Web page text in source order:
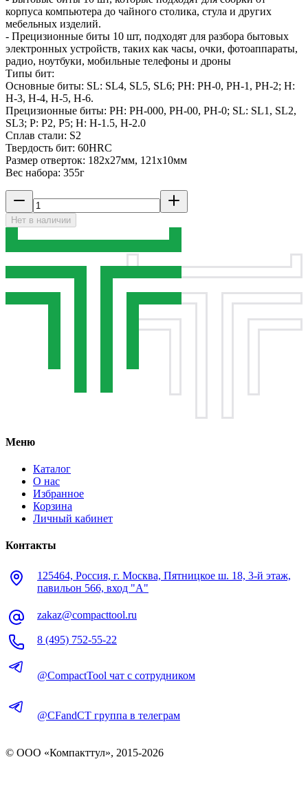
корпуса компьютера до чайного столика, стула и других
мебельных изделий.
- Прецизионные биты 10 шт, подходят для разбора бытовых
электронных устройств, таких как часы, очки, фотоаппараты,
радио, ноутбуки, мобильные телефоны и дроны
Типы бит:
Основные биты: SL: SL4, SL5, SL6; PH: PH-0, PH-1, PH-2; H:
H-3, H-4, H-5, H-6.
Прецизионные биты: PH: PH-000, PH-00, PH-0; SL: SL1, SL2,
SL3; P: P2, P5; H: H-1.5, H-2.0
Сплав стали: S2
Твердость бит: 60HRC
Размер отверток: 182x27мм, 121x10мм
Вес набора: 355г
Нет в наличии
Меню
Каталог
О нас
Избранное
Корзина
Личный кабинет
Контакты
125464, Россия, г. Москва, Пятницкое ш. 18, 3-й этаж,
павильон 566, вход "А"
zakaz@compacttool.ru
8 (495) 752-55-22
@CompactTool чат с сотрудником
@CFandCT группа в телеграм
© OOO «Компакттул», 2015-2026